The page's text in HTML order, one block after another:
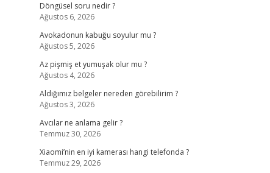
Döngüsel soru nedir ?
Ağustos 6, 2026
Avokadonun kabuğu soyulur mu ?
Ağustos 5, 2026
Az pişmiş et yumuşak olur mu ?
Ağustos 4, 2026
Aldığımız belgeler nereden görebilirim ?
Ağustos 3, 2026
Avcılar ne anlama gelir ?
Temmuz 30, 2026
Xiaomi’nin en iyi kamerası hangi telefonda ?
Temmuz 29, 2026